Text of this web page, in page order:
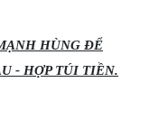
HÙNG ĐỂ
- HỢP TÚI TIỀN.